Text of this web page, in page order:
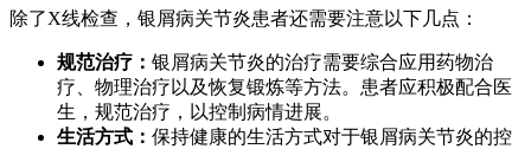
除了X线检查，银屑病关节炎患者还需要注意以下几点：
规范治疗： 银屑病关节炎的治疗需要综合应用药物治
疗、物理治疗以及恢复锻炼等方法。患者应积极配合医
生，规范治疗，以控制病情进展。
生活方式： 保持健康的生活方式对于银屑病关节炎的控